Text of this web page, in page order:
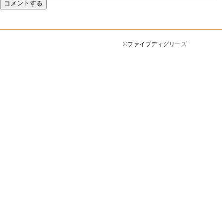
©ファイブディグリーズ